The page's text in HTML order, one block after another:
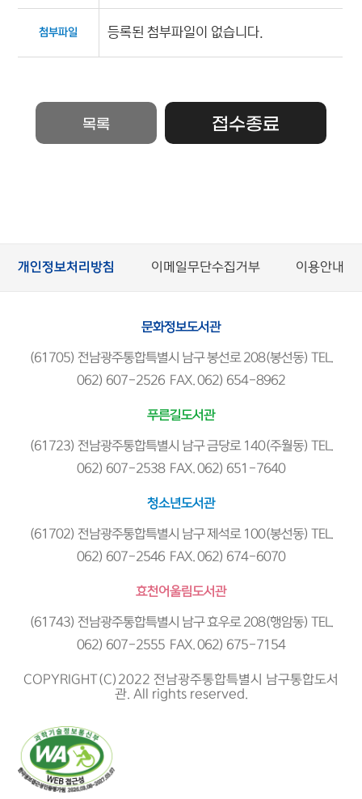
첨부파일 등록된 첨부파일이 없습니다.
목록 접수종료
개인정보처리방침 이메일무단수집거부 이용안내
문화정보도서관
(61705) 전남광주통합특별시 남구 봉선로 208(봉선동) TEL.
062) 607-2526 FAX. 062) 654-8962
푸른길도서관
(61723) 전남광주통합특별시 남구 금당로 140(주월동) TEL.
062) 607-2538 FAX. 062) 651-7640
청소년도서관
(61702) 전남광주통합특별시 남구 제석로 100(봉선동) TEL.
062) 607-2546 FAX. 062) 674-6070
효천어울림도서관
(61743) 전남광주통합특별시 남구 효우로 208(행암동) TEL.
062) 607-2555 FAX. 062) 675-7154
COPYRIGHT(C)2022 전남광주통합특별시 남구통합도서
관. All rights reserved.